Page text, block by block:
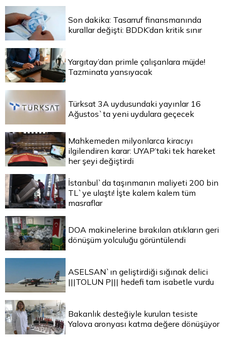
Son dakika: Tasarruf finansmanında
kurallar değişti: BDDK’dan kritik sınır
Yargıtay’dan primle çalışanlara müjde!
Tazminata yansıyacak
Türksat 3A uydusundaki yayınlar 16
Ağustos`ta yeni uydulara geçecek
Mahkemeden milyonlarca kiracıyı
ilgilendiren karar: UYAP’taki tek hareket
her şeyi değiştirdi
İstanbul`da taşınmanın maliyeti 200 bin
TL`ye ulaştı! İşte kalem kalem tüm
masraflar
DOA makinelerine bırakılan atıkların geri
dönüşüm yolculuğu görüntülendi
ASELSAN`ın geliştirdiği sığınak delici
|||TOLUN P||| hedefi tam isabetle vurdu
Bakanlık desteğiyle kurulan tesiste
Yalova aronyası katma değere dönüşüyor